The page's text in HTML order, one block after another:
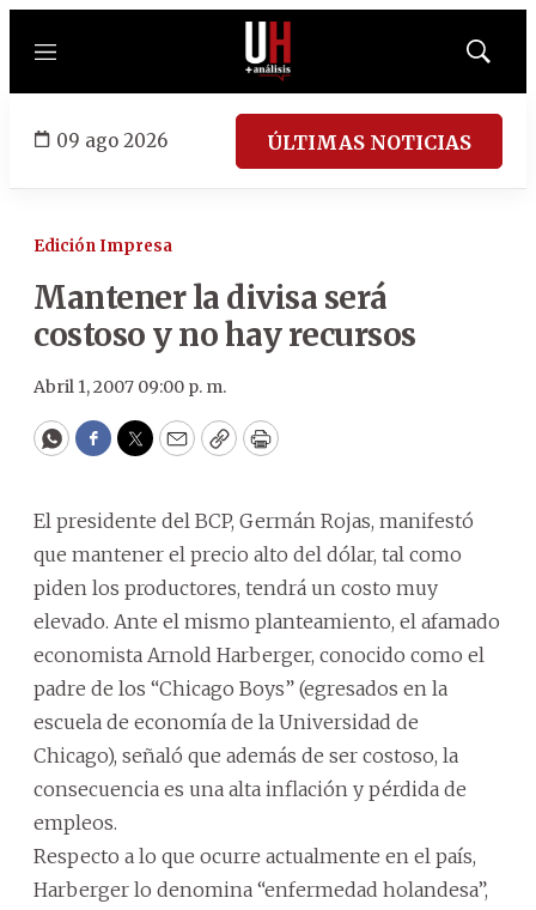
Menú
Mostrar
09 ago 2026 ÚLTIMAS NOTICIAS
Edición Impresa
Mantener la divisa será
costoso y no hay recursos
Abril 1, 2007 09:00 p. m.
WhatsApp
Facebook
Twitter
EmailCopyPrint
El presidente del BCP, Germán Rojas, manifestó
que mantener el precio alto del dólar, tal como
piden los productores, tendrá un costo muy
elevado. Ante el mismo planteamiento, el afamado
economista Arnold Harberger, conocido como el
padre de los “Chicago Boys” (egresados en la
escuela de economía de la Universidad de
Chicago), señaló que además de ser costoso, la
consecuencia es una alta inflación y pérdida de
empleos.
Respecto a lo que ocurre actualmente en el país,
Harberger lo denomina “enfermedad holandesa”,